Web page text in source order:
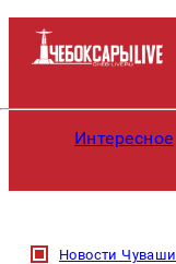
Интересное
Новости